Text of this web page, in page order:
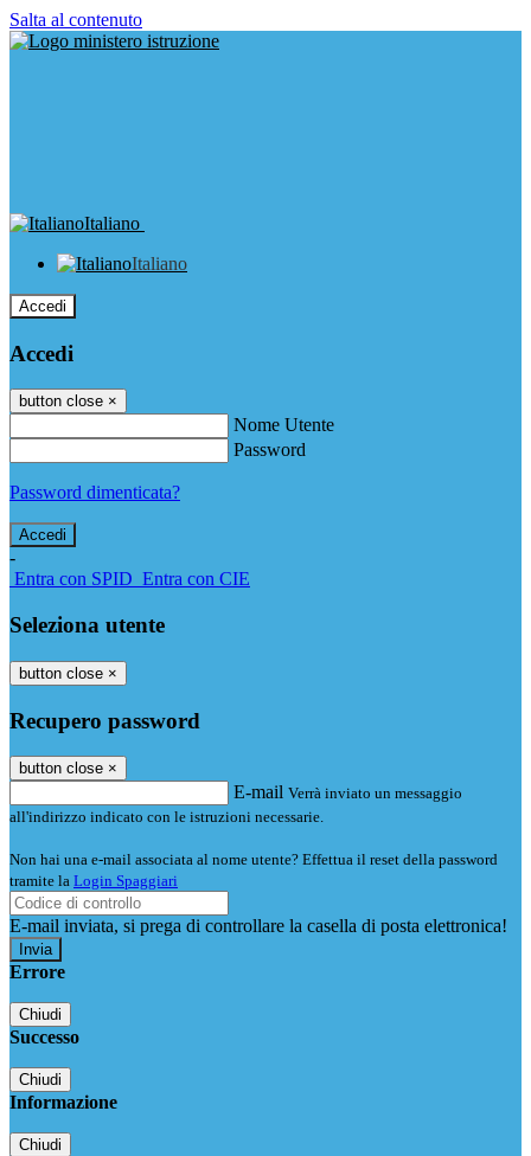
Salta al contenuto
Italiano
Italiano
Accedi
Accedi
button close ×
Nome Utente
Password
Password dimenticata?
-
Entra con SPID Entra con CIE
Seleziona utente
button close ×
Recupero password
button close ×
E-mail Verrà inviato un messaggio
all'indirizzo indicato con le istruzioni necessarie.
Non hai una e-mail associata al nome utente? Effettua il reset della password
tramite la Login Spaggiari
E-mail inviata, si prega di controllare la casella di posta elettronica!
Errore
Chiudi
Successo
Chiudi
Informazione
Chiudi